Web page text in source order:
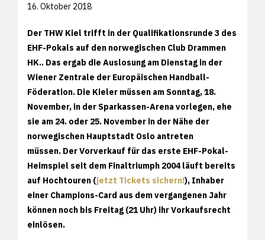
16. Oktober 2018
Der THW Kiel trifft in der Qualifikationsrunde 3 des
EHF-Pokals auf den norwegischen Club Drammen
HK.. Das ergab die Auslosung am Dienstag in der
Wiener Zentrale der Europäischen Handball-
Föderation. Die Kieler müssen am Sonntag, 18.
November, in der Sparkassen-Arena vorlegen, ehe
sie am 24. oder 25. November in der Nähe der
norwegischen Hauptstadt Oslo antreten
müssen. Der Vorverkauf für das erste EHF-Pokal-
Heimspiel seit dem Finaltriumph 2004 läuft bereits
auf Hochtouren (jetzt Tickets sichern!), Inhaber
einer Champions-Card aus dem vergangenen Jahr
können noch bis Freitag (21 Uhr) ihr Vorkaufsrecht
einlösen.